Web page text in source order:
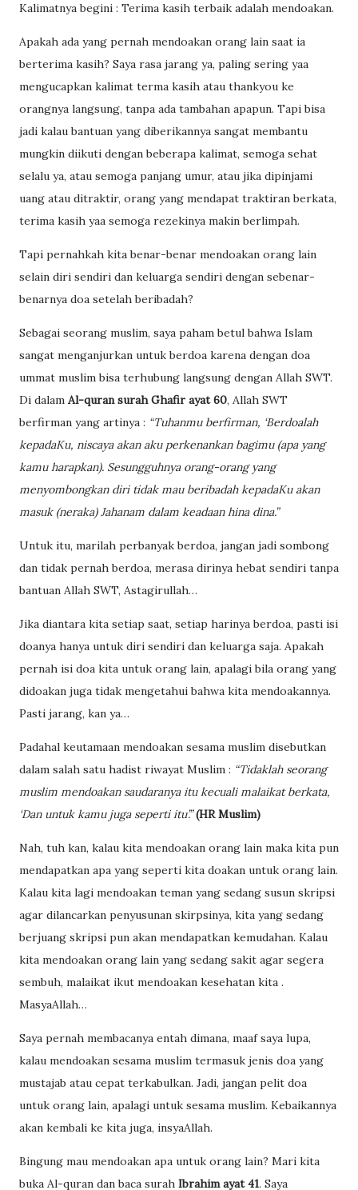
Kalimatnya begini : Terima kasih terbaik adalah mendoakan.
Apakah ada yang pernah mendoakan orang lain saat ia
berterima kasih? Saya rasa jarang ya, paling sering yaa
mengucapkan kalimat terma kasih atau thankyou ke
orangnya langsung, tanpa ada tambahan apapun. Tapi bisa
jadi kalau bantuan yang diberikannya sangat membantu
mungkin diikuti dengan beberapa kalimat, semoga sehat
selalu ya, atau semoga panjang umur, atau jika dipinjami
uang atau ditraktir, orang yang mendapat traktiran berkata,
terima kasih yaa semoga rezekinya makin berlimpah.
Tapi pernahkah kita benar-benar mendoakan orang lain
selain diri sendiri dan keluarga sendiri dengan sebenar-
benarnya doa setelah beribadah?
Sebagai seorang muslim, saya paham betul bahwa Islam
sangat menganjurkan untuk berdoa karena dengan doa
ummat muslim bisa terhubung langsung dengan Allah SWT.
Di dalam Al-quran surah Ghafir ayat 60, Allah SWT
berfirman yang artinya : “Tuhanmu berfirman, ‘Berdoalah
kepadaKu, niscaya akan aku perkenankan bagimu (apa yang
kamu harapkan). Sesungguhnya orang-orang yang
menyombongkan diri tidak mau beribadah kepadaKu akan
masuk (neraka) Jahanam dalam keadaan hina dina.”
Untuk itu, marilah perbanyak berdoa, jangan jadi sombong
dan tidak pernah berdoa, merasa dirinya hebat sendiri tanpa
bantuan Allah SWT, Astagirullah…
Jika diantara kita setiap saat, setiap harinya berdoa, pasti isi
doanya hanya untuk diri sendiri dan keluarga saja. Apakah
pernah isi doa kita untuk orang lain, apalagi bila orang yang
didoakan juga tidak mengetahui bahwa kita mendoakannya.
Pasti jarang, kan ya…
Padahal keutamaan mendoakan sesama muslim disebutkan
dalam salah satu hadist riwayat Muslim : “Tidaklah seorang
muslim mendoakan saudaranya itu kecuali malaikat berkata,
‘Dan untuk kamu juga seperti itu’.” (HR Muslim)
Nah, tuh kan, kalau kita mendoakan orang lain maka kita pun
mendapatkan apa yang seperti kita doakan untuk orang lain.
Kalau kita lagi mendoakan teman yang sedang susun skripsi
agar dilancarkan penyusunan skirpsinya, kita yang sedang
berjuang skripsi pun akan mendapatkan kemudahan. Kalau
kita mendoakan orang lain yang sedang sakit agar segera
sembuh, malaikat ikut mendoakan kesehatan kita .
MasyaAllah…
Saya pernah membacanya entah dimana, maaf saya lupa,
kalau mendoakan sesama muslim termasuk jenis doa yang
mustajab atau cepat terkabulkan. Jadi, jangan pelit doa
untuk orang lain, apalagi untuk sesama muslim. Kebaikannya
akan kembali ke kita juga, insyaAllah.
Bingung mau mendoakan apa untuk orang lain? Mari kita
buka Al-quran dan baca surah Ibrahim ayat 41. Saya